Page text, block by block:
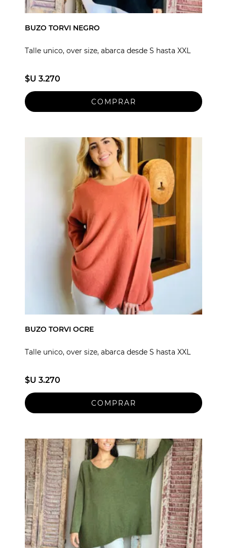
BUZO TORVI NEGRO
Talle unico, over size, abarca desde S hasta XXL
$U 3.270
BUZO TORVI OCRE
Talle unico, over size, abarca desde S hasta XXL
$U 3.270